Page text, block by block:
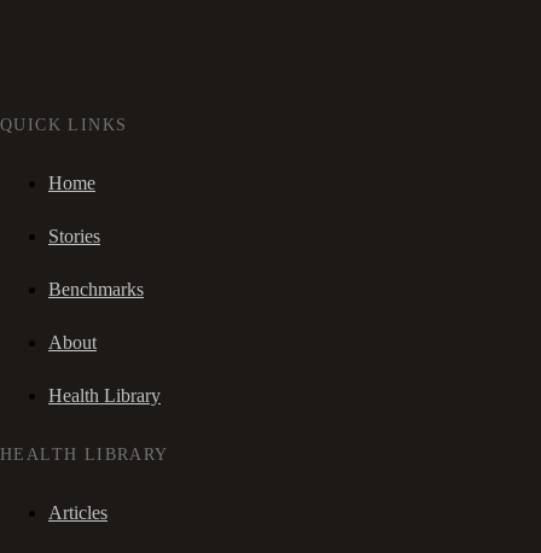
QUICK LINKS
Home
Stories
Benchmarks
About
Health Library
HEALTH LIBRARY
Articles